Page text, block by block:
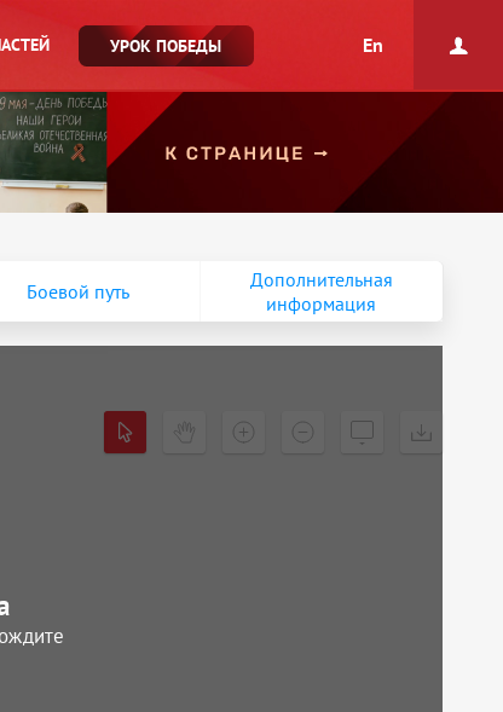
УРОК ПОБЕДЫ En
Боевой путь
Дополнительная
информация